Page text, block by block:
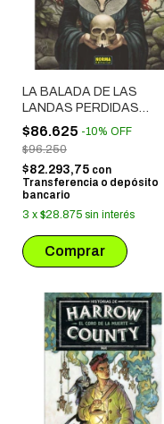
LA BALADA DE LAS
LANDAS PERDIDAS
(INTEGRAL 2)
$86.625 -10% OFF
$96.250
$82.293,75 con
Transferencia o depósito
bancario
3 x $28.875 sin interés